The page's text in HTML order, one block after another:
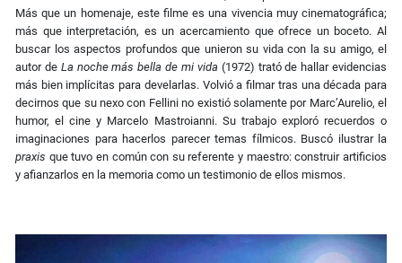
Más que un homenaje, este filme es una vivencia muy cinematográfica;
más que interpretación, es un acercamiento que ofrece un boceto. Al
buscar los aspectos profundos que unieron su vida con la su amigo, el
autor de La noche más bella de mi vida (1972) trató de hallar evidencias
más bien implícitas para develarlas. Volvió a filmar tras una década para
decirnos que su nexo con Fellini no existió solamente por Marc’Aurelio, el
humor, el cine y Marcelo Mastroianni. Su trabajo exploró recuerdos o
imaginaciones para hacerlos parecer temas fílmicos. Buscó ilustrar la
praxis que tuvo en común con su referente y maestro: construir artificios
y afianzarlos en la memoria como un testimonio de ellos mismos.